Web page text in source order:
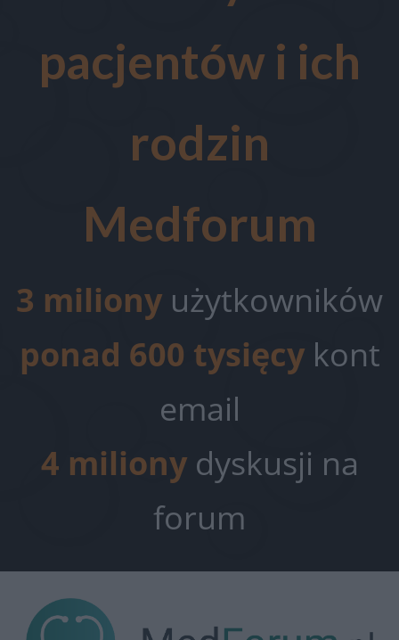
pacjentów i ich
rodzin
Medforum
3 miliony użytkowników
ponad 600 tysięcykont
email
4 miliony dyskusji na
forum